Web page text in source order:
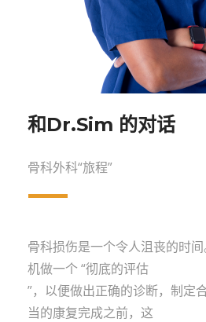
和Dr.Sim 的对话
骨科外科“旅程”
骨科损伤是一个令人沮丧的时
机做一个 “彻底的评估
”，以便做出正确的诊断，制定
当的康复完成之前，这